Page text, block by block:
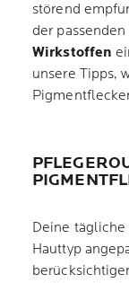
störend
der passenden
Wirkstoffen
unsere Tipps,
Deine
Hauttyp